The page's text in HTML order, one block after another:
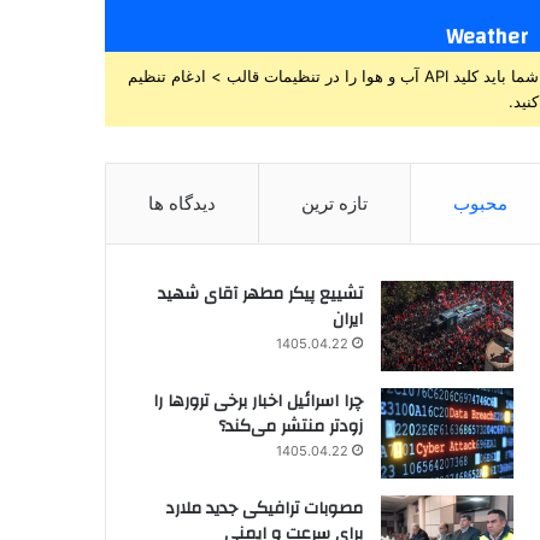
Weather
شما باید کلید API آب و هوا را در تنظیمات قالب > ادغام تنظیم
کنید.
محبوب تازه ترین دیدگاه ها
تشییع پیکر مطهر آقای شهید
ایران
1405.04.22
چرا اسرائیل اخبار برخی ترورها را
زودتر منتشر می‌کند؟
1405.04.22
مصوبات ترافیکی جدید ملارد